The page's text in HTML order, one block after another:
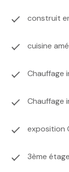
construit
cuisine
Chauffage
Chauffage
exposition
3ème étage